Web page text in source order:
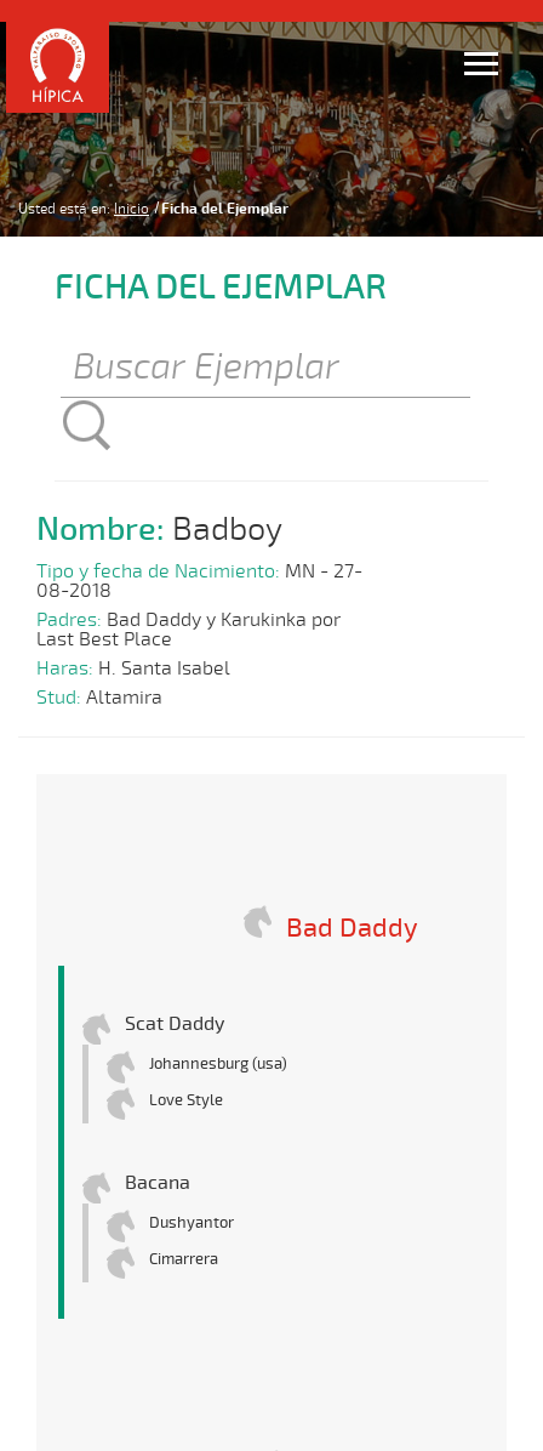
Usted está en: Inicio Ficha del Ejemplar
FICHA DEL EJEMPLAR
Nombre: Badboy
Tipo y fecha de Nacimiento: MN - 27-
08-2018
Padres: Bad Daddy y Karukinka por
Last Best Place
Haras: H. Santa Isabel
Stud: Altamira
Bad Daddy
Scat Daddy
Johannesburg (usa)
Love Style
Bacana
Dushyantor
Cimarrera